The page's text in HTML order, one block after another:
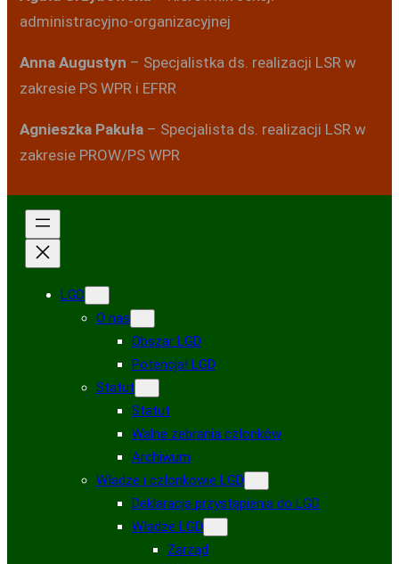
administracyjno-organizacyjnej
Anna Augustyn – Specjalistka ds. realizacji LSR w
zakresie PS WPR i EFRR
Agnieszka Pakuła – Specjalista ds. realizacji LSR w
zakresie PROW/PS WPR
LGD
O nas
Obszar LGD
Potencjał LGD
Statut
Statut
Walne zebrania członków
Archiwum
Władze i członkowie LGD
Deklaracja przystąpienia do LGD
Władze LGD
Zarząd